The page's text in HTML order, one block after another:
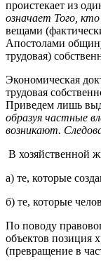
проистекает из
означает Того,
вещами
Апостолами
трудовая)
Экономическая
трудовая
Приведем лишь
образуя частные
возникают.
В хозяйственной
а) те, которые
б) те, которые
По поводу
объектов позиция
(превращение в